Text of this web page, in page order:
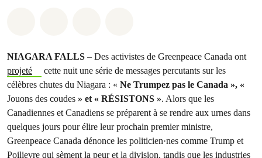
NIAGARA FALLS – Des activistes de Greenpeace Canada ont
projeté
cette nuit une série de messages percutants sur les
célèbres chutes du Niagara : « Ne Trumpez pas le Canada », «
Jouons des coudes » et « RÉSISTONS ». Alors que les
Canadiennes et Canadiens se préparent à se rendre aux urnes dans
quelques jours pour élire leur prochain premier ministre,
Greenpeace Canada dénonce les politicien·nes comme Trump et
Poilievre qui sèment la peur et la division, tandis que les industries